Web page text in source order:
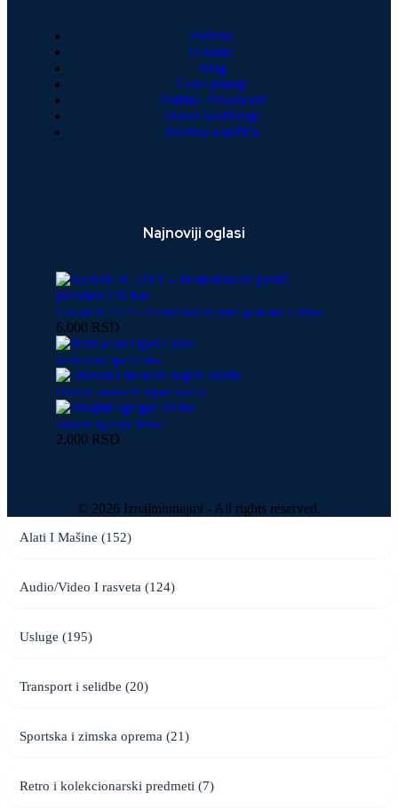
Početna
O nama
Blog
Česta pitanja
Politika Privatnosti
Uslovi korišćenja
Politika kolačića
Najnoviji oglasi
Kranzle B 270 T – Profesionalni perač, puromat 270 bar
6,000 RSD
Rent a car Opel Corsa
Dnevni i mesecni najam vozila
Iznajmi agregat 30 kw
2,000 RSD
© 2026 Iznajmiunajmi - All rights reserved.
Alati I Mašine (152)
Audio/Video I rasveta (124)
Usluge (195)
Transport i selidbe (20)
Sportska i zimska oprema (21)
Retro i kolekcionarski predmeti (7)